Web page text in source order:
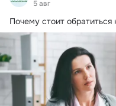
5 авг
Почему стоит обратиться